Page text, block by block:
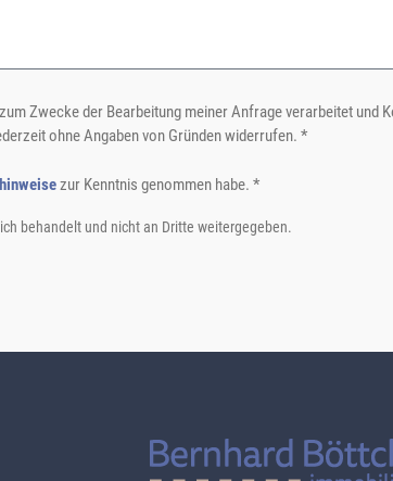
Zwecke der Bearbeitung meiner Anfrage verarbeitet und
ohne Angaben von Gründen widerrufen. *
zur Kenntnis genommen habe. *
behandelt und nicht an Dritte weitergegeben.